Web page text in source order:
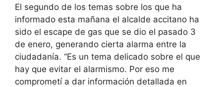
El segundo de los temas sobre los que ha
informado esta mañana el alcalde accitano ha
sido el escape de gas que se dio el pasado 3
de enero, generando cierta alarma entre la
ciudadanía. “Es un tema delicado sobre el que
hay que evitar el alarmismo. Por eso me
comprometí a dar información detallada en